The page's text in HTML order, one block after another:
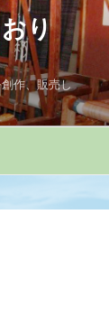
おり
作、販売し